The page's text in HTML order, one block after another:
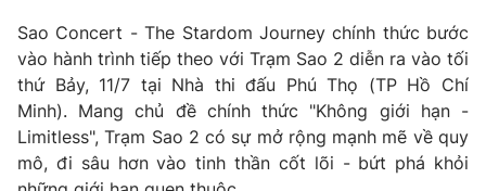
Câu chuyện quốc tế
Thị trường
Góc doanh nghiệp
Dữ liệu và đời sống
Truyền hình
Phim VTV
Hậu trường
Giải trí
Sao Concert - The Stardom Journey chính thức bước
vào hành trình tiếp theo với Trạm Sao 2 diễn ra vào tối
thứ Bảy, 11/7 tại Nhà thi đấu Phú Thọ (TP Hồ Chí
Minh). Mang chủ đề chính thức "Không giới hạn -
Limitless", Trạm Sao 2 có sự mở rộng mạnh mẽ về quy
mô, đi sâu hơn vào tinh thần cốt lõi - bứt phá khỏi